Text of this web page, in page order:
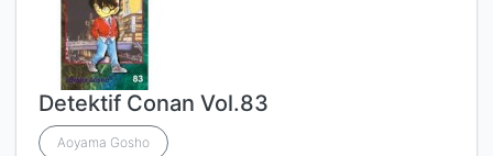
Detektif Conan Vol.83
Aoyama Gosho